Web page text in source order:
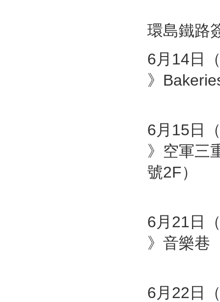
環島鐵路
6月14日
》
6月15日
》空軍三
號2F）
6月21日
》音樂巷
6月22日